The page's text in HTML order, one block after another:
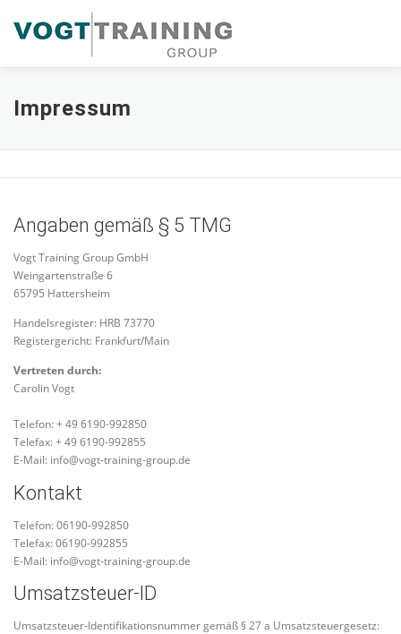
Inhalt
springen
Impressum
Angaben gemäß § 5 TMG
Vogt Training Group GmbH
Weingartenstraße 6
65795 Hattersheim
Handelsregister: HRB 73770
Registergericht: Frankfurt/Main
Vertreten durch:
Carolin Vogt
Telefon: + 49 6190-992850
Telefax: + 49 6190-992855
E-Mail: info@vogt-training-group.de
Kontakt
Telefon: 06190-992850
Telefax: 06190-992855
E-Mail: info@vogt-training-group.de
Umsatzsteuer-ID
Umsatzsteuer-Identifikationsnummer gemäß § 27 a Umsatzsteuergesetz: